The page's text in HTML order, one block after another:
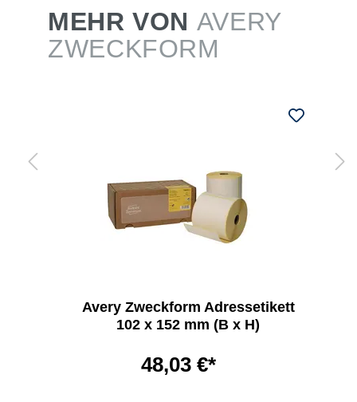
MEHR VON AVERY
ZWECKFORM
Avery Zweckform Adressetikett
102 x 152 mm (B x H)
48,03 €*